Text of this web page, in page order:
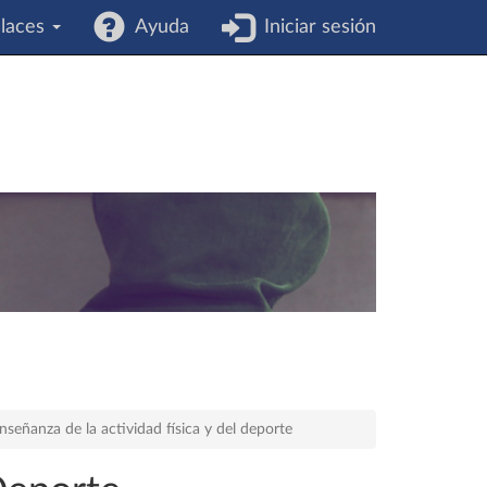
Ayuda Iniciar sesión
de la actividad física y del deporte